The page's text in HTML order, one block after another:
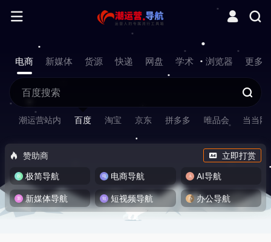
电商 新媒体 货源 快递 网盘 学术 浏览器 更多
潮运营站内 百度 淘宝 京东 拼多多 唯品会 当当网
赞助商
立即打赏
极简导航
电商导航 AI导航
新媒体导航 短视频导航 办公导航